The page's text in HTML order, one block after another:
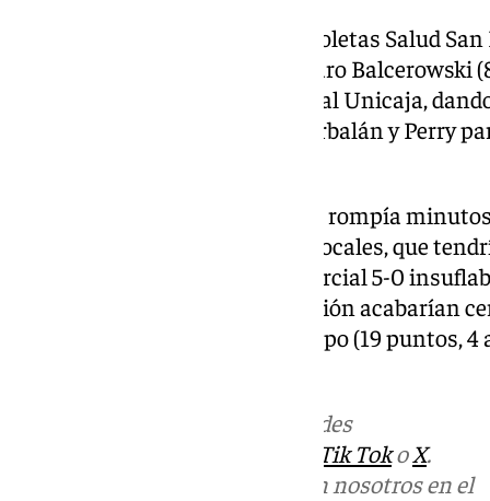
Volvía a la decena a favor el Recoletas Salud
Heidegger, si bien reducía bajo aro Balcerowski
III volvía a darle una vida extra al Unicaja,
intercambio de triples entre Corbalán y Perry
Una canasta al poste de Meindl rompía
para darle más seguridad a los locales, que
triple muy lejano (86-82). Un parcial 5-0
llevados en volandas por su afición acabarían
Kendrick Perry, el mejor del equipo (19 puntos,
en las redes
Tik TokoX.
Puedes ponerte en contacto con nosotros en el